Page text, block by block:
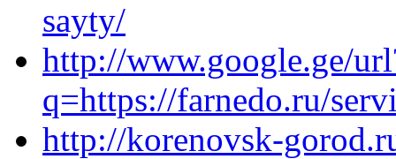
sayty/
http://www.google.ge/
q=https://farnedo.ru/
http://korenovsk-